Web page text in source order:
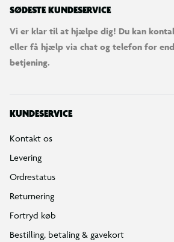
SØDESTE KUNDESERVICE
Vi er klar til at hjælpe dig! Du kan
eller få hjælp via chat og telefon for
betjening.
KUNDESERVICE
Kontakt os
Levering
Ordrestatus
Returnering
Fortryd køb
Bestilling, betaling & gavekort